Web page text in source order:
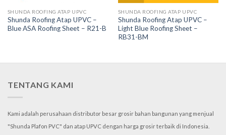
SHUNDA ROOFING ATAP UPVC
Shunda Roofing Atap UPVC –
Blue ASA Roofing Sheet – R21-B
SHUNDA ROOFING ATAP UPVC
Shunda Roofing Atap UPVC –
Light Blue Roofing Sheet –
RB31-BM
TENTANG KAMI
Kami adalah perusahaan distributor besar grosir bahan bangunan yang menjual
"Shunda Plafon PVC" dan atap UPVC dengan harga grosir terbaik di Indonesia.